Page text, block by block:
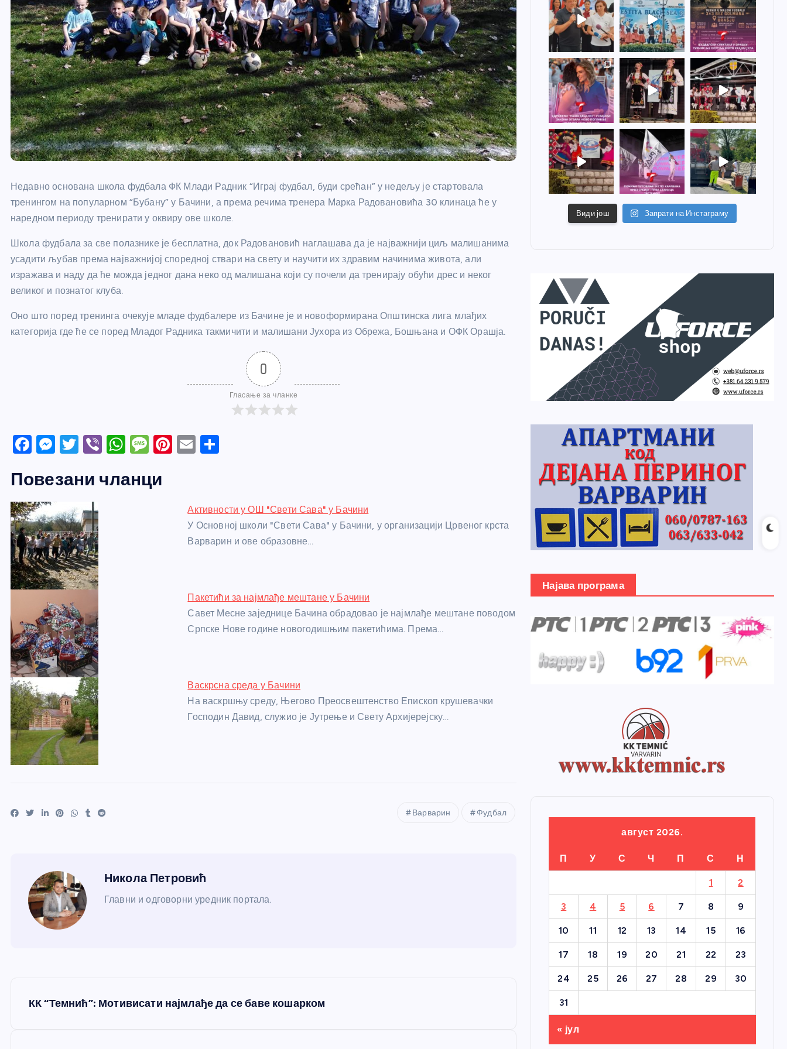
Недавно основана школа фудбала ФК Млади Радник “Играј фудбал, буди срећан” у недељу је стартовала
тренингом на популарном “Бубану” у Бачини, а према речима тренера Марка Радовановића 30 клинаца ће у
наредном периоду тренирати у оквиру ове школе.
Школа фудбала за све полазнике је бесплатна, док Радовановић наглашава да је најважнији циљ малишанима
усадити љубав према најважнијој споредној ствари на свету и научити их здравим начинима живота, али
изражава и наду да ће можда једног дана неко од малишана који су почели да тренирају обући дрес и неког
великог и познатог клуба.
Оно што поред тренинга очекује младе фудбалере из Бачине је и новоформирана Општинска лига млађих
категорија где ће се поред Младог Радника такмичити и малишани Јухора из Обрежа, Бошњана и ОФК Орашја.
0
Гласање за чланке
F
c
e
b
o
o
k
M
ss
e
n
g
er
T
itt
er
Vi
er
W
at
M
ss
Pi
st
E
Повезани чланци
Активности у ОШ "Свети Сава" у Бачини
У Основној школи "Свети Сава" у Бачини, у организацији Црвеног крста
Варварин и ове образовне…
Пакетићи за најмлађе мештане у Бачини
Савет Месне заједнице Бачина обрадовао је најмлађе мештане поводом
Српске Нове године новогодишњим пакетићима. Према…
Васкрсна среда у Бачини
На васкршњу среду, Његово Преосвештенство Епископ крушевачки
Господин Давид, служио је Јутрење и Свету Архијерејску…
Варварин Фудбал
Никола Петровић
Главни и одговорни уредник портала.
КК “Темнић”: Мотивисати најмлађе да се баве кошарком
Види још Запрати на Инстаграму
Најава програма
август 2026.
П У С Ч П С Н
1 2
3 4 5 6 7 8 9
10 11 12 13 14 15 16
17 18 19 20 21 22 23
24 25 26 27 28 29 30
31
« јул